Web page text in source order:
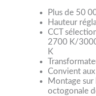
Plus de 50
Hauteur
CCT
2700 K/
K
Convient
Montage
octogonale